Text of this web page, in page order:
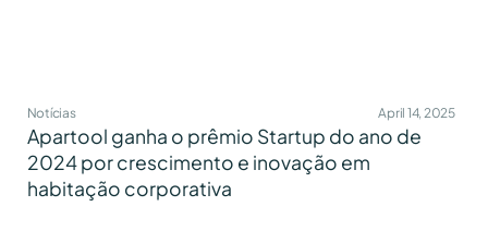
Notícias April 14, 2025
Apartool ganha o prêmio Startup do ano de
2024 por crescimento e inovação em
habitação corporativa